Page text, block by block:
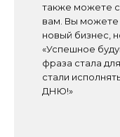
также можете
вам. Вы можете
новый бизнес,
«Успешное
фраза стала
стали
ДНЮ!»